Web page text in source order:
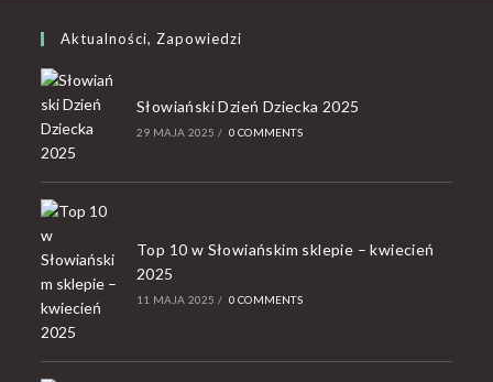
Aktualności, Zapowiedzi
Słowiański Dzień Dziecka 2025
29 MAJA 2025 / 0 COMMENTS
Top 10 w Słowiańskim sklepie – kwiecień
2025
11 MAJA 2025 / 0 COMMENTS